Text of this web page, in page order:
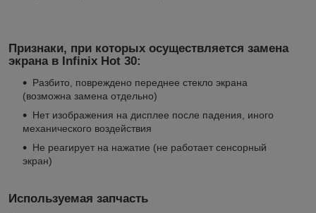
Признаки, при которых осуществляется замена
экрана в Infinix Hot 30:
Разбито, повреждено переднее стекло экрана
(возможна замена отдельно)
Нет изображения на дисплее после падения, иного
механического воздействия
Не реагирует на нажатие (не работает сенсорный
экран)
Используемая запчасть